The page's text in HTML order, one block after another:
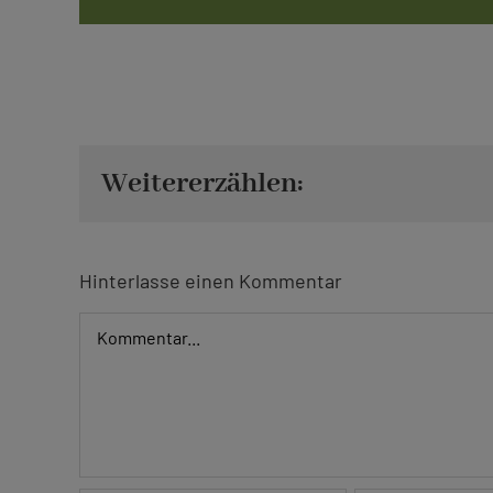
Weitererzählen:
Hinterlasse einen Kommentar